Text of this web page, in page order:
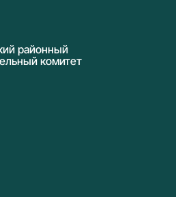
районный
комитет